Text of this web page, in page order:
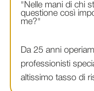
"Nelle mani di chi
questione così
me?"
Da 25 anni
professionisti
altissimo tasso di